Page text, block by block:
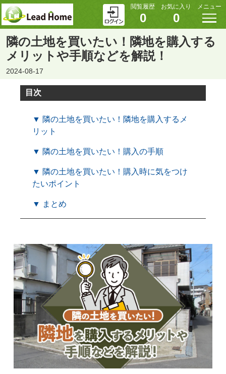
閲覧履歴
0
お気に入り
0
メニュー
隣の土地を買いたい！隣地を購入する
メリットや手順などを解説！
2024-08-17
目次
▼ 隣の土地を買いたい！隣地を購入するメ
リット
▼ 隣の土地を買いたい！購入の手順
▼ 隣の土地を買いたい！購入時に気をつけ
たいポイント
▼ まとめ